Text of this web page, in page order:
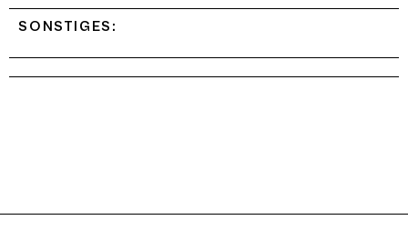
SONSTIGES: